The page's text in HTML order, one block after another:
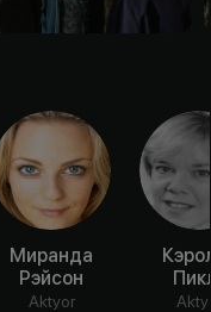
Миранда
Рэйсон
Aktyor